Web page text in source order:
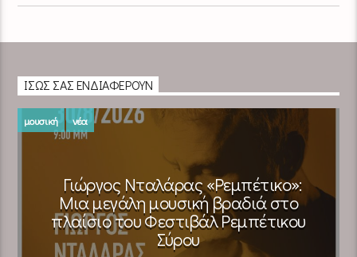
ΊΣΩΣ ΣΑΣ ΕΝΔΙΑΦΈΡΟΥΝ
μουσική νέα
Γιώργος Νταλάρας «Ρεμπέτικο»:
Μια μεγάλη μουσική βραδιά στο
πλαίσιο του Φεστιβάλ Ρεμπέτικου
Σύρου